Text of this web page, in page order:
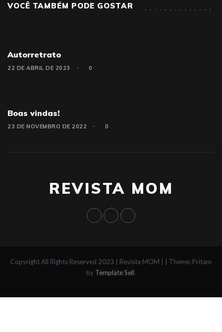
VOCÊ TAMBÉM PODE GOSTAR
Autorretrato
22 DE ABRIL DE 2023 0
Boas vindas!
23 DE NOVEMBRO DE 2022 0
REVISTA MOM
Copyright All Rights Reserved 2023 | Revista MOM |
Theme: Pritam
by Template Sell.